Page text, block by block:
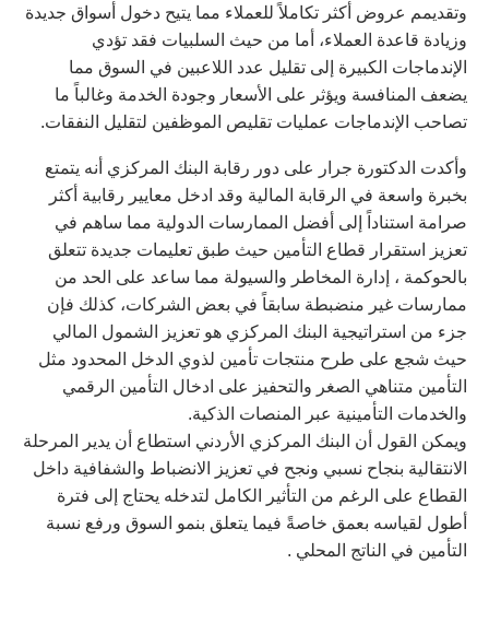
وتقديمم عروض أكثر تكاملاً للعملاء مما يتيح دخول أسواق جديدة
وزيادة قاعدة العملاء، أما من حيث السلبيات فقد تؤدي
الإندماجات الكبيرة إلى تقليل عدد اللاعبين في السوق مما
يضعف المنافسة ويؤثر على الأسعار وجودة الخدمة وغالباً ما
تصاحب الإندماجات عمليات تقليص الموظفين لتقليل النفقات.
وأكدت الدكتورة جرار على دور رقابة البنك المركزي أنه يتمتع
بخبرة واسعة في الرقابة المالية وقد ادخل معايير رقابية أكثر
صرامة استناداً إلى أفضل الممارسات الدولية مما ساهم في
تعزيز استقرار قطاع التأمين حيث طبق تعليمات جديدة تتعلق
بالحوكمة ، إدارة المخاطر والسيولة مما ساعد على الحد من
ممارسات غير منضبطة سابقاً في بعض الشركات، كذلك فإن
جزء من استراتيجية البنك المركزي هو تعزيز الشمول المالي
حيث شجع على طرح منتجات تأمين لذوي الدخل المحدود مثل
التأمين متناهي الصغر والتحفيز على ادخال التأمين الرقمي
والخدمات التأمينية عبر المنصات الذكية.
ويمكن القول أن البنك المركزي الأردني استطاع أن يدير المرحلة
الانتقالية بنجاح نسبي ونجح في تعزيز الانضباط والشفافية داخل
القطاع على الرغم من التأثير الكامل لتدخله يحتاج إلى فترة
أطول لقياسه بعمق خاصةً فيما يتعلق بنمو السوق ورفع نسبة
التأمين في الناتج المحلي .